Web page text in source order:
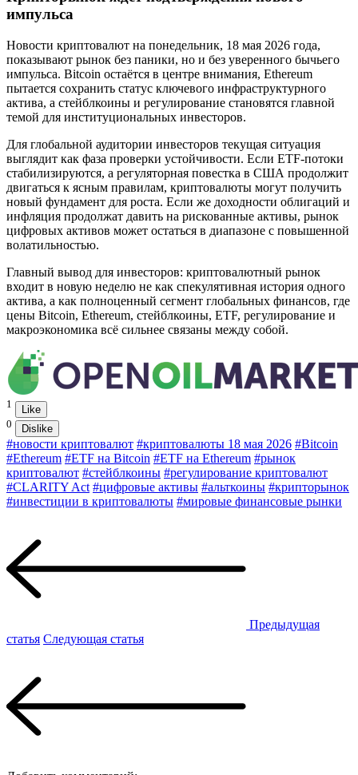
импульса
Новости криптовалют на понедельник, 18 мая 2026 года,
показывают рынок без паники, но и без уверенного бычьего
импульса. Bitcoin остаётся в центре внимания, Ethereum
пытается сохранить статус ключевого инфраструктурного
актива, а стейблкоины и регулирование становятся главной
темой для институциональных инвесторов.
Для глобальной аудитории инвесторов текущая ситуация
выглядит как фаза проверки устойчивости. Если ETF-потоки
стабилизируются, а регуляторная повестка в США продолжит
двигаться к ясным правилам, криптовалюты могут получить
новый фундамент для роста. Если же доходности облигаций и
инфляция продолжат давить на рискованные активы, рынок
цифровых активов может остаться в диапазоне с повышенной
волатильностью.
Главный вывод для инвесторов: криптовалютный рынок
входит в новую неделю не как спекулятивная история одного
актива, а как полноценный сегмент глобальных финансов, где
цены Bitcoin, Ethereum, стейблкоины, ETF, регулирование и
макроэкономика всё сильнее связаны между собой.
1
Like
0
Dislike
#новости криптовалют #криптовалюты 18 мая 2026 #Bitcoin
#Ethereum #ETF на Bitcoin #ETF на Ethereum #рынок
криптовалют #стейблкоины #регулирование криптовалют
#CLARITY Act #цифровые активы #альткоины #крипторынок
#инвестиции в криптовалюты #мировые финансовые рынки
Предыдущая
статья Следующая статья